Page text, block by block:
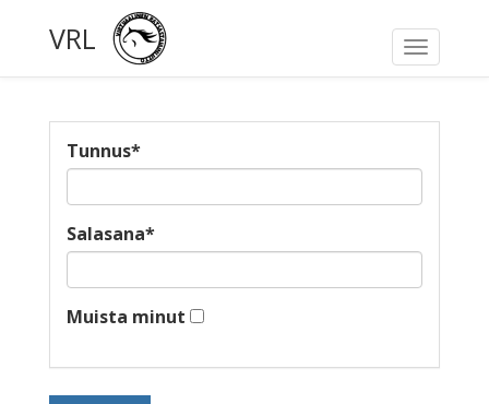
Toggle
VRL
Tunnus*
Salasana*
Muista minut